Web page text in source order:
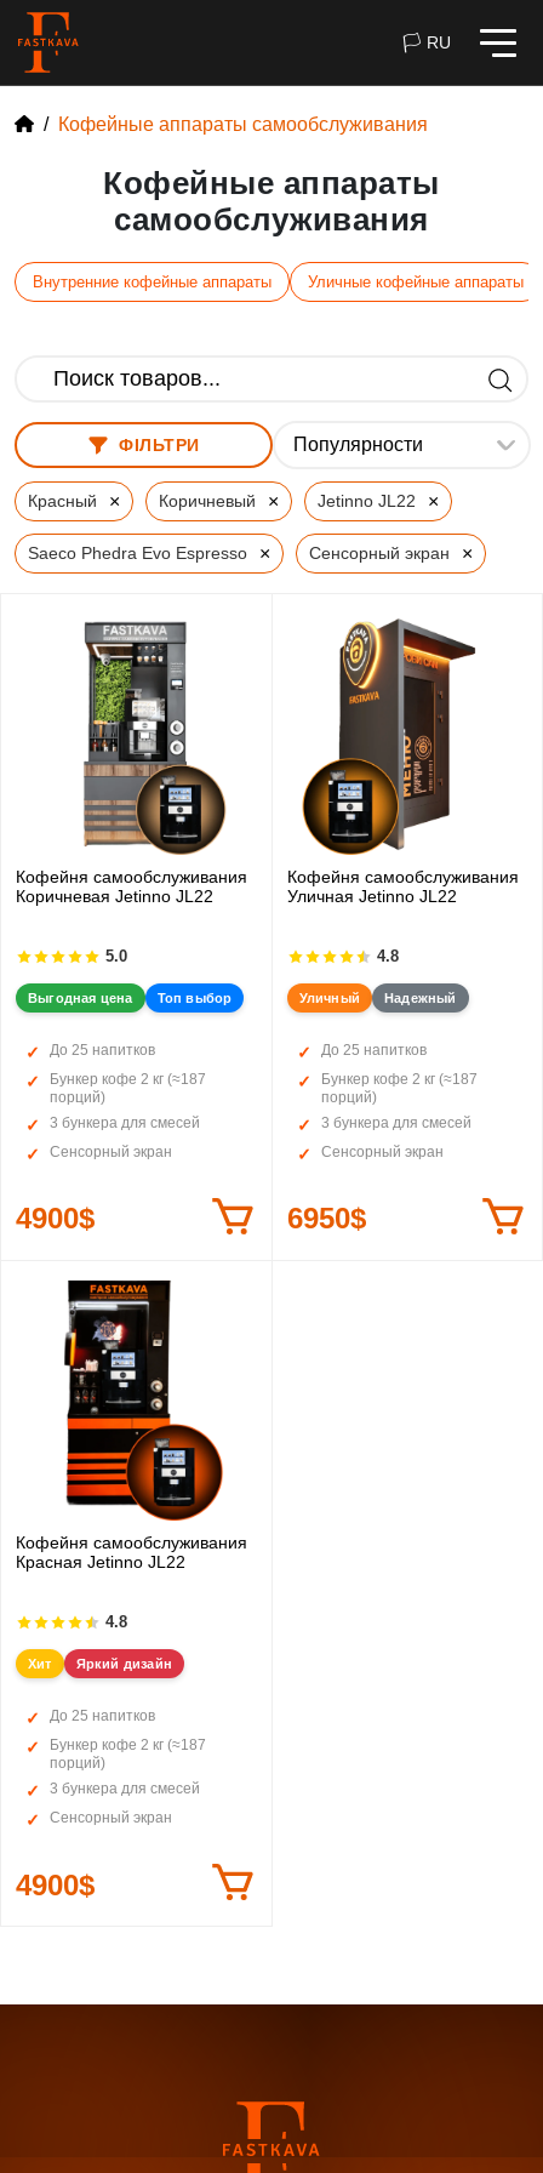
🏳 RU
Кофейные аппараты самообслуживания
Кофейные аппараты
самообслуживания
Внутренние кофейные аппараты Уличные кофейные аппараты
ФІЛЬТРИ
Красный × Коричневый × Jetinno JL22 ×
Saeco Phedra Evo Espresso × Сенсорный экран ×
Кофейня самообслуживания
Коричневая Jetinno JL22
5.0
Выгодная цена Топ выбор
До 25 напитков
Бункер кофе 2 кг (≈187
порций)
3 бункера для смесей
Сенсорный экран
4900$
Кофейня самообслуживания
Уличная Jetinno JL22
4.8
Уличный Надежный
До 25 напитков
Бункер кофе 2 кг (≈187
порций)
3 бункера для смесей
Сенсорный экран
6950$
Кофейня самообслуживания
Красная Jetinno JL22
4.8
Хит Яркий дизайн
До 25 напитков
Бункер кофе 2 кг (≈187
порций)
3 бункера для смесей
Сенсорный экран
4900$